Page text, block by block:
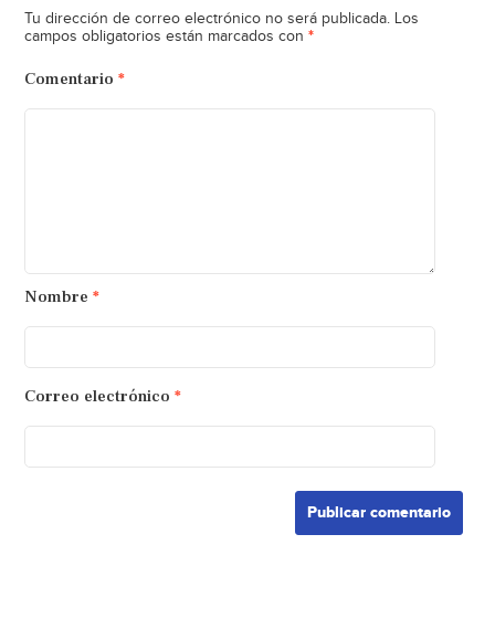
Tu dirección de correo electrónico no será publicada. Los
campos obligatorios están marcados con *
Comentario *
Nombre *
Correo electrónico *